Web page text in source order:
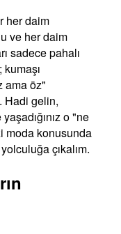
her daim
ve her daim
sadece pahalı
kumaşı
ama öz"
Hadi gelin,
o "ne
moda konusunda
çıkalım.